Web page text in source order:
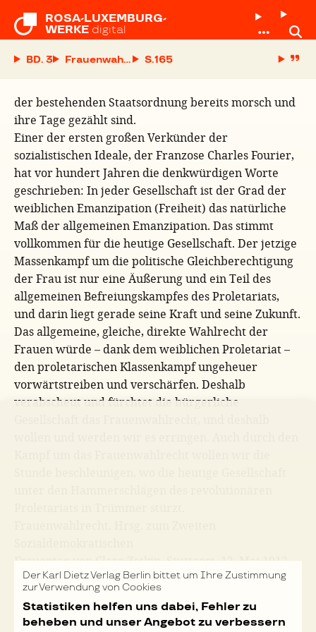
Der Karl Dietz Verlag Berlin bittet um Ihre Zustimmung
zur Verwendung von Cookies
Statistiken helfen uns dabei, Fehler zu
beheben und unser Angebot zu verbessern
ROSA-LUXEMBURG-
WERKE digital
BD. 3 Frauenwahlrecht und Klassenkampf
S.
der bestehenden Staatsordnung bereits morsch und
ihre Tage gezählt sind.
Einer der ersten großen Verkünder der
sozialistischen Ideale, der Franzose Charles Fourier,
hat vor hundert Jahren die denkwürdigen Worte
geschrieben: In jeder Gesellschaft ist der Grad der
weiblichen Emanzipation (Freiheit) das natürliche
Maß der allgemeinen Emanzipation. Das stimmt
vollkommen für die heutige Gesellschaft. Der jetzige
Massenkampf um die politische Gleichberechtigung
der Frau ist nur eine Äußerung und ein Teil des
allgemeinen Befreiungskampfes des Proletariats,
und darin liegt gerade seine Kraft und seine Zukunft.
Das allgemeine, gleiche, direkte Wahlrecht der
Frauen würde – dank dem weiblichen Proletariat –
den proletarischen Klassenkampf ungeheuer
vorwärtstreiben und verschärfen. Deshalb
verabscheut und fürchtet die bürgerliche
Frauentag von Clara Zetkin, Stuttgart, 12. Mai 1912,
o. O. u. J., S. 8-10.
Nächste Seite »